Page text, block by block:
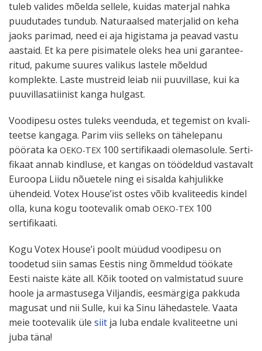
tuleb valides mõelda sellele, kuidas materjal nahka
puudu­tades tundub. Naturaalsed mater­jalid on keha
jaoks parimad, need ei aja higistama ja peavad vastu
aastaid. Et ka pere pisimatele oleks hea uni garan­tee­
ritud, pakume suures valikus lastele mõeldud
komplekte. Laste mustreid leiab nii puuvillase, kui ka
puuvil­la­sa­tiinist kanga hulgast.
Voodipesu ostes tuleks veenduda, et tegemist on kvali­
teetse kangaga. Parim viis selleks on tähelepanu
pöörata ka OEKO-TEX 100 serti­fi­kaadi olemasolule. Serti­
fikaat annab kindluse, et kangas on töödeldud vastavalt
Euroopa Liidu nõuetele ning ei sisalda kahju­likke
ühendeid. Votex House’ist ostes võib kvali­teedis kindel
olla, kuna kogu toote­valik omab OEKO-TEX 100
sertifikaati.
Kogu Votex House’i poolt müüdud voodipesu on
toodetud siin samas Eestis ning õmmeldud töökate
Eesti naiste käte all. Kõik tooted on valmis­tatud suure
hoole ja armas­tusega Viljandis, eesmärgiga pakkuda
magusat und nii Sulle, kui ka Sinu lähedastele. Vaata
meie toote­valik üle siit ja luba endale kvali­teetne uni
juba täna!